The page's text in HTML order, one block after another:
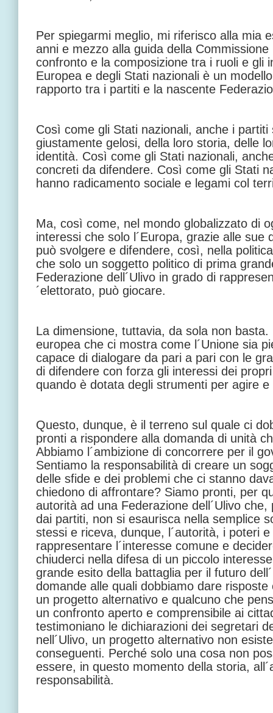
Per spiegarmi meglio, mi riferisco alla mia
anni e mezzo alla guida della
confronto e la composizione tra i ruoli e gli
Europea e degli Stati nazionali è un
rapporto tra i partiti e la nascente
Così come gli Stati nazionali, anche i partiti
giustamente gelosi, della loro storia, delle
identità. Così come gli Stati nazionali,
concreti da difendere. Così come gli Stati
hanno radicamento sociale e legami col
Ma, così come, nel mondo globalizzato di
interessi che solo l´Europa, grazie alle sue
può svolgere e difendere, così, nella
che solo un soggetto politico di prima
Federazione dell´Ulivo in grado di
´elettorato, può giocare.
La dimensione, tuttavia, da sola non basta.
europea che ci mostra come l´Unione sia
capace di dialogare da pari a pari con le
di difendere con forza gli interessi dei
quando è dotata degli strumenti per agire
Questo, dunque, è il terreno sul quale ci
pronti a rispondere alla domanda di unità
Abbiamo l´ambizione di concorrere per il
Sentiamo la responsabilità di creare un
delle sfide e dei problemi che ci stanno
chiedono di affrontare? Siamo pronti, per
autorità ad una Federazione dell´Ulivo
dai partiti, non si esaurisca nella semplice
stessi e riceva, dunque, l´autorità, i poteri
rappresentare l´interesse comune e
chiuderci nella difesa di un piccolo
grande esito della battaglia per il futuro
domande alle quali dobbiamo dare
un progetto alternativo e qualcuno che
un confronto aperto e comprensibile ai
testimoniano le dichiarazioni dei segretari
nell´Ulivo, un progetto alternativo non
conseguenti. Perché solo una cosa non
essere, in questo momento della storia,
responsabilità.